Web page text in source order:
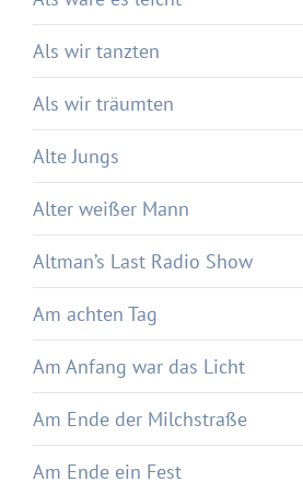
Als wir tanzten
Als wir träumten
Alte Jungs
Alter weißer Mann
Altman’s Last Radio Show
Am achten Tag
Am Anfang war das Licht
Am Ende der Milchstraße
Am Ende ein Fest